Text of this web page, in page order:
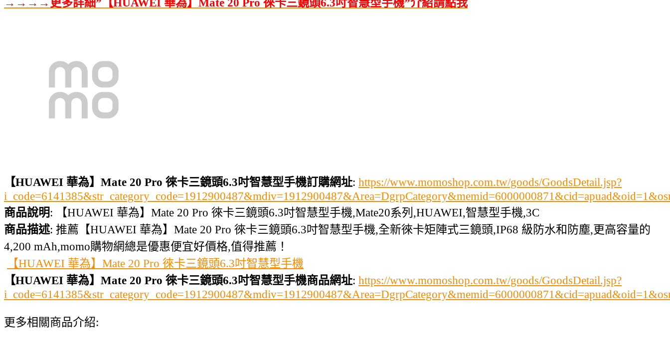
→→→→更多詳細”【HUAWEI 華為】Mate 20 Pro 徠卡三鏡頭6.3吋智慧型手機”介紹請點我
【HUAWEI 華為】Mate 20 Pro 徠卡三鏡頭6.3吋智慧型手機訂購網址: https://www.momoshop.com.tw/goods/GoodsDetail.jsp?
商品說明: 【HUAWEI 華為】Mate 20 Pro 徠卡三鏡頭6.3吋智慧型手機,Mate20系列,HUAWEI,智慧型手機,3C
商品描述: 推薦【HUAWEI 華為】Mate 20 Pro 徠卡三鏡頭6.3吋智慧型手機,全新徠卡矩陣式三鏡頭,IP68 級防水和防塵,更高容量的
4,200 mAh,momo購物網總是優惠便宜好價格,值得推薦！
【HUAWEI 華為】Mate 20 Pro 徠卡三鏡頭6.3吋智慧型手機
【HUAWEI 華為】Mate 20 Pro 徠卡三鏡頭6.3吋智慧型手機商品網址: https://www.momoshop.com.tw/goods/GoodsDetail.jsp?
更多相關商品介紹: